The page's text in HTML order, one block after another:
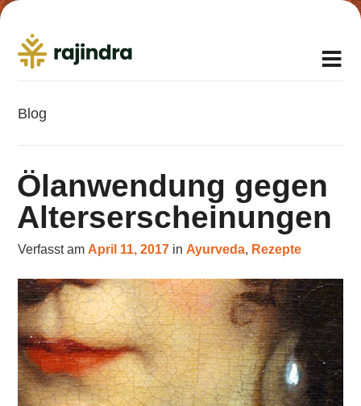
Blog
Ölanwendung gegen
Alterserscheinungen
Verfasst am April 11, 2017 in Ayurveda, Rezepte